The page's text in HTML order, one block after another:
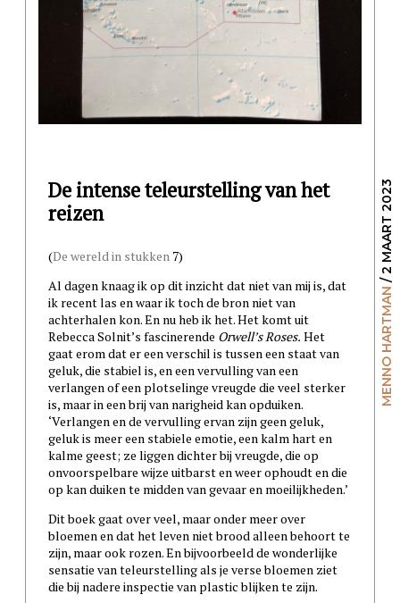
MENNO HARTMAN
/ 2 MAART 2023
De intense teleurstelling van het
reizen
(De wereld in stukken7)
Al dagen knaag ik op dit inzicht dat niet van mij is, dat
ik recent las en waar ik toch de bron niet van
achterhalen kon. En nu heb ik het. Het komt uit
Rebecca Solnit’s fascinerende Orwell’s Roses. Het
gaat erom dat er een verschil is tussen een staat van
geluk, die stabiel is, en een vervulling van een
verlangen of een plotselinge vreugde die veel sterker
is, maar in een brij van narigheid kan opduiken.
‘Verlangen en de vervulling ervan zijn geen geluk,
geluk is meer een stabiele emotie, een kalm hart en
kalme geest; ze liggen dichter bij vreugde, die op
onvoorspelbare wijze uitbarst en weer ophoudt en die
op kan duiken te midden van gevaar en moeilijkheden.’
Dit boek gaat over veel, maar onder meer over
bloemen en dat het leven niet brood alleen behoort te
zijn, maar ook rozen. En bijvoorbeeld de wonderlijke
sensatie van teleurstelling als je verse bloemen ziet
die bij nadere inspectie van plastic blijken te zijn.